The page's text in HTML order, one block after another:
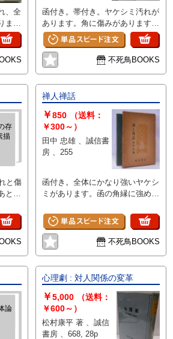
、全
ま
函付き。帯付き。ヤケシミ汚れが
あります。角に傷みがあります。
見返しに剥がし跡があります。
不死鳥BOOKS
存
描
と傷
が
禅人禅話
￥850
（送料：
￥300～）
田中 忠雄 、誠信書
房 、255
函付き。全体にかなり強いヤケシ
ミがあります。函の角縁に強めの
がし跡があります。
不死鳥BOOKS
論
心理劇 : 対人関係の変革
￥5,000
（送料：
￥600～）
松村康平 著 、誠信
書房 、668, 28p